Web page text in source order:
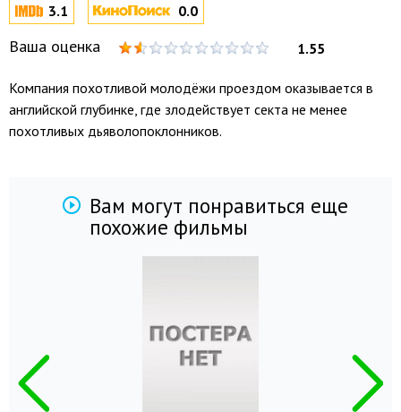
3.1 0.0
Ваша оценка 1.55
Компания похотливой молодёжи проездом оказывается в
английской глубинке, где злодействует секта не менее
похотливых дьяволопоклонников.
Вам могут понравиться еще
похожие фильмы